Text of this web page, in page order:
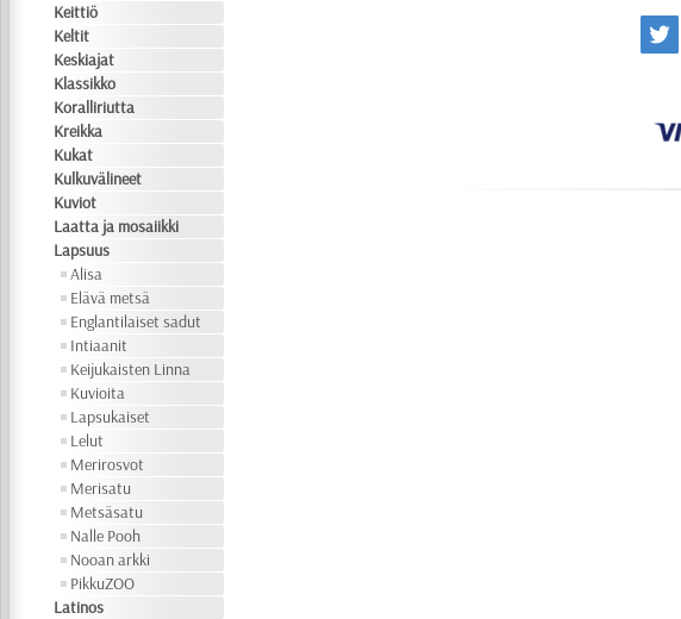
Keittiö
Keltit
Keskiajat
Klassikko
Koralliriutta
Kreikka
Kukat
Kulkuvälineet
Kuviot
Laatta ja mosaiikki
Lapsuus
Alisa
Elävä metsä
Englantilaiset sadut
Intiaanit
Keijukaisten Linna
Kuvioita
Lapsukaiset
Lelut
Merirosvot
Merisatu
Metsäsatu
Nalle Pooh
Nooan arkki
PikkuZOO
Latinos